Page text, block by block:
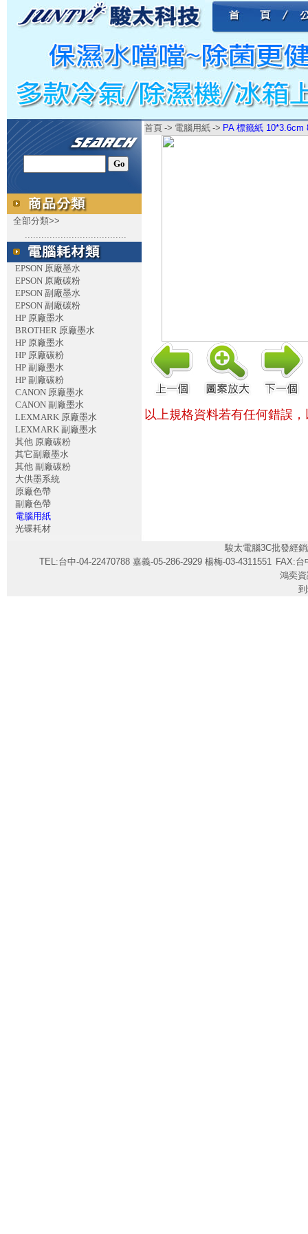
全部分類>>
.....................................
EPSON 原廠墨水
EPSON 原廠碳粉
EPSON 副廠墨水
EPSON 副廠碳粉
HP 原廠墨水
BROTHER 原廠墨水
HP 原廠墨水
HP 原廠碳粉
HP 副廠墨水
HP 副廠碳粉
CANON 原廠墨水
CANON 副廠墨水
LEXMARK 原廠墨水
LEXMARK 副廠墨水
其他 原廠碳粉
其它副廠墨水
其他 副廠碳粉
大供墨系統
原廠色帶
副廠色帶
電腦用紙
光碟耗材
首頁 -> 電腦用紙 -> PA 標籤紙 10*3.6cm
以上規格資料若有任何錯誤
駿太電腦3C批發經
TEL:台中-04-22470788 嘉義-05-286-2929 楊梅-03-4311551 FAX:台
鴻奕